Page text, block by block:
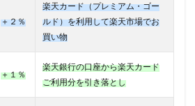
＋２％
楽天カード（プレミアム・ゴー
ルド）を利用して楽天市場でお
買い物
＋１％
楽天銀行の口座から楽天カード
ご利用分を引き落とし